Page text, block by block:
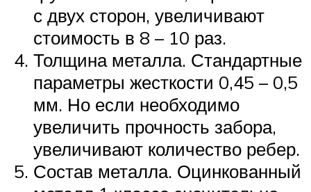
с двух сторон, увеличивают
стоимость в 8 – 10 раз.
Толщина металла. Стандартные
параметры жесткости 0,45 – 0,5
мм. Но если необходимо
увеличить прочность забора,
увеличивают количество ребер.
Состав металла. Оцинкованный